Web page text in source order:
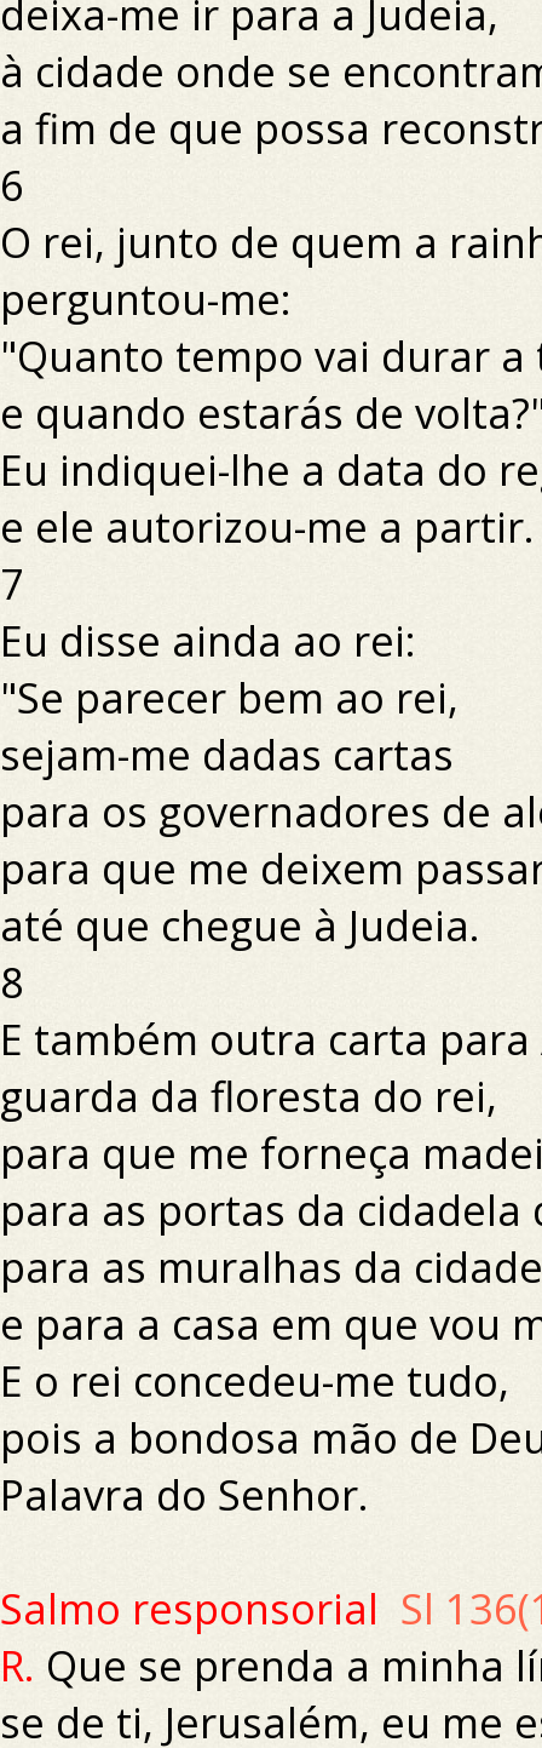
deixa-me ir para a Judeia,
à cidade onde se
a fim de que possa
6
O rei, junto de quem a
perguntou-me:
"Quanto tempo vai durar a
e quando estarás de
Eu indiquei-lhe a data do
e ele autorizou-me a partir.
7
Eu disse ainda ao rei:
"Se parecer bem ao rei,
sejam-me dadas cartas
para os governadores de
para que me deixem
até que chegue à Judeia.
8
E também outra carta para
guarda da floresta do rei,
para que me forneça
para as portas da cidadela
para as muralhas da
e para a casa em que vou
E o rei concedeu-me tudo,
pois a bondosa mão de
Palavra do Senhor.
Salmo responsorial Sl
R. Que se prenda a minha
se de ti, Jerusalém, eu me